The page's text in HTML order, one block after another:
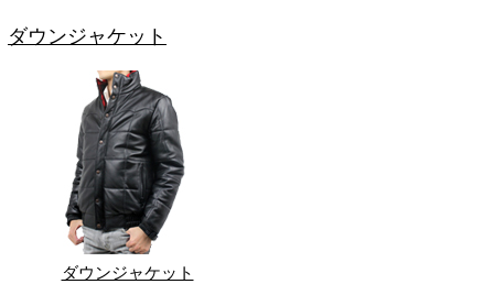
ダウンジャケット
ダウンジャケット